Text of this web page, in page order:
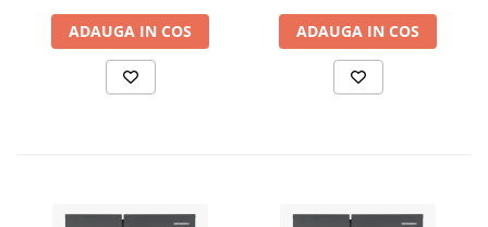
ADAUGA IN COS ADAUGA IN COS